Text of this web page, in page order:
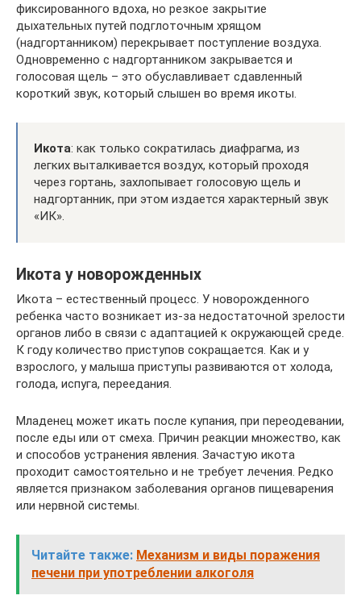
фиксированного вдоха, но резкое закрытие
дыхательных путей подглоточным хрящом
(надгортанником) перекрывает поступление воздуха.
Одновременно с надгортанником закрывается и
голосовая щель – это обуславливает сдавленный
короткий звук, который слышен во время икоты.
Икота: как только сократилась диафрагма, из
легких выталкивается воздух, который проходя
через гортань, захлопывает голосовую щель и
надгортанник, при этом издается характерный звук
«ИК».
Икота у новорожденных
Икота – естественный процесс. У новорожденного
ребенка часто возникает из-за недостаточной зрелости
органов либо в связи с адаптацией к окружающей среде.
К году количество приступов сокращается. Как и у
взрослого, у малыша приступы развиваются от холода,
голода, испуга, переедания.
Младенец может икать после купания, при переодевании,
после еды или от смеха. Причин реакции множество, как
и способов устранения явления. Зачастую икота
проходит самостоятельно и не требует лечения. Редко
является признаком заболевания органов пищеварения
или нервной системы.
Читайте также: Механизм и виды поражения
печени при употреблении алкоголя